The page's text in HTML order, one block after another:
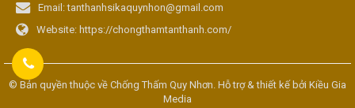
Email:tanthanhsikaquynhon@gmail.com
Website: https://chongthamtanthanh.com/
© Bản quyền thuộc về Chống Thấm Quy Nhơn . Hỗ trợ & thiết kế bởi Kiều Gia
Media